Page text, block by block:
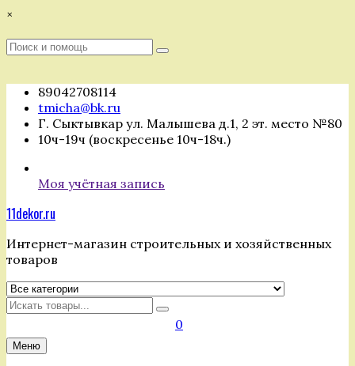
Перейти
содержимому
×
Поиск
Поиск
89042708114
tmicha@bk.ru
Г. Сыктывкар ул. Малышева д.1, 2 эт. место №80
10ч-19ч (воскресенье 10ч-18ч.)
Моя учётная запись
11dekor.ru
Интернет-магазин строительных и хозяйственных
товаров
Искать
0
Меню